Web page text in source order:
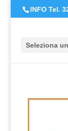
INFO Tel.
Seleziona